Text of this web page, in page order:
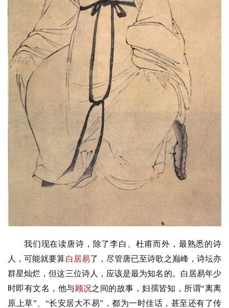
我们现在读唐诗，除了李白、杜甫而外，最熟悉的诗
人，可能就要算白居易了，尽管唐已至诗歌之巅峰，诗坛亦
群星灿烂，但这三位诗人，应该是最为知名的。白居易年少
时即有文名，他与顾况之间的故事，妇孺皆知，所谓“离离
原上草”、“长安居大不易”，都为一时佳话，甚至还有了传